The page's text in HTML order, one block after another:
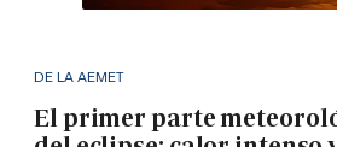
DE LA AEMET
El primer parte